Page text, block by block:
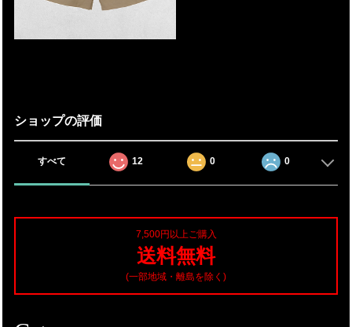
ショップの評価
すべて 12 0 0
7,500円以上ご購入
送料無料
(一部地域・離島を除く)